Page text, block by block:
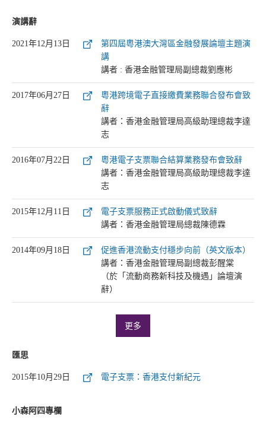
演講辭
2021年12月13日
第四屆粵港澳大灣區金融發展論壇主題演
講
講者 : 香港金融管理局副總裁劉應彬
2017年06月27日
粵港跨境電子直接繳費業務聯合發布會致
辭
講者：香港金融管理局高級助理總裁李達
志
2016年07月22日
粵港電子支票聯合結算業務發布會致辭
講者：香港金融管理局高級助理總裁李達
志
2015年12月11日
電子支票服務正式啟動儀式致辭
講者：香港金融管理局總裁陳德霖
2014年09月18日
促進香港流動支付穩步向前（英文版本）
講者：香港金融管理局副總裁彭醒棠
（於「流動商務新科技及機遇」論壇演
辭）
更多
匯思
2015年10月29日 電子支票：香港支付新紀元
小森阿四專欄